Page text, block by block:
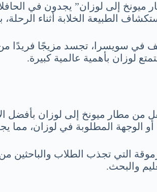
إلى لوزان” يجدون في
في سويسرا، تجسد مزيجًا فريدًا من
لوزان بأهمية عالمية كبيرة.
مطار ميونخ إلى لوزان بأفضل
الوجهة المطلوبة في لوزان، مما
التي تجذب الطلاب والباحثين
والبحث.